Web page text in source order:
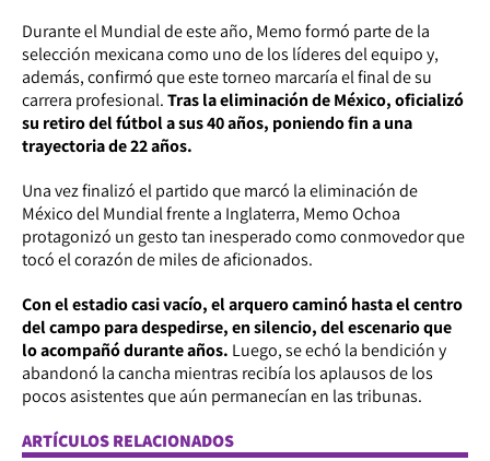
Durante el Mundial de este año, Memo formó parte de la
selección mexicana como uno de los líderes del equipo y,
además, confirmó que este torneo marcaría el final de su
carrera profesional.Tras la eliminación de México, oficializó
su retiro del fútbol a sus 40 años, poniendo fin a una
trayectoria de 22 años.
Una vez finalizó el partido que marcó la eliminación de
México del Mundial frente a Inglaterra, Memo Ochoa
protagonizó un gesto tan inesperado como conmovedor que
tocó el corazón de miles de aficionados.
Con el estadio casi vacío, el arquero caminó hasta el centro
del campo para despedirse, en silencio, del escenario que
lo acompañó durante años. Luego, se echó la bendición y
abandonó la cancha mientras recibía los aplausos de los
pocos asistentes que aún permanecían en las tribunas.
ARTÍCULOS RELACIONADOS